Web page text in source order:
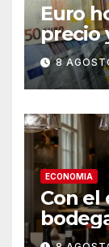
Euro
precio
divisa
agosto
8
ECONOMIA
Con el